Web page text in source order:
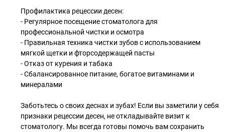
Профилактика рецессии десен:
- Регулярное посещение стоматолога для
профессиональной чистки и осмотра
- Правильная техника чистки зубов с использованием
мягкой щетки и фторсодержащей пасты
- Отказ от курения и табака
- Сбалансированное питание, богатое витаминами и
минералами
Заботьтесь о своих деснах и зубах! Если вы заметили у себя
признаки рецессии десен, не откладывайте визит к
стоматологу. Мы всегда готовы помочь вам сохранить